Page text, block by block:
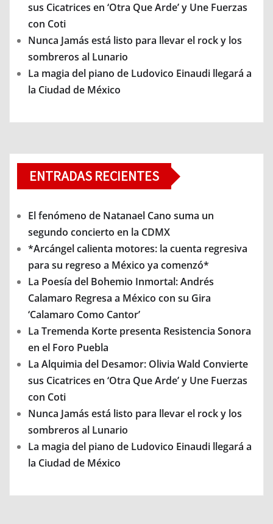
sus Cicatrices en ‘Otra Que Arde’ y Une Fuerzas
con Coti
Nunca Jamás está listo para llevar el rock y los
sombreros al Lunario
La magia del piano de Ludovico Einaudi llegará a
la Ciudad de México
ENTRADAS RECIENTES
El fenómeno de Natanael Cano suma un
segundo concierto en la CDMX
*Arcángel calienta motores: la cuenta regresiva
para su regreso a México ya comenzó*
La Poesía del Bohemio Inmortal: Andrés
Calamaro Regresa a México con su Gira
‘Calamaro Como Cantor’
La Tremenda Korte presenta Resistencia Sonora
en el Foro Puebla
La Alquimia del Desamor: Olivia Wald Convierte
sus Cicatrices en ‘Otra Que Arde’ y Une Fuerzas
con Coti
Nunca Jamás está listo para llevar el rock y los
sombreros al Lunario
La magia del piano de Ludovico Einaudi llegará a
la Ciudad de México